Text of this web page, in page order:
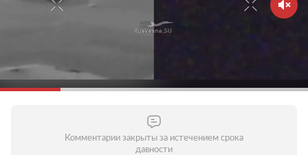
Комментарии закрыты за истечением срока
давности